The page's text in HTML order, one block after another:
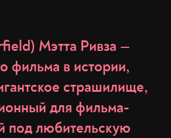
Мэтта Ривза —
фильма в истории,
страшилище,
для фильма-
под любительскую